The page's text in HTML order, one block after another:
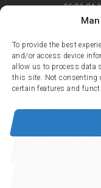
To provide the best
and/or access device
allow us to process data
this site. Not consenting
certain features and
06 81 24